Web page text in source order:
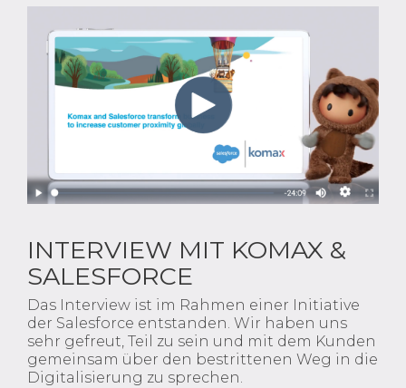
INTERVIEW MIT KOMAX &
SALESFORCE
Das Interview ist im Rahmen einer Initiative
der Salesforce entstanden. Wir haben uns
sehr gefreut, Teil zu sein und mit dem Kunden
gemeinsam über den bestrittenen Weg in die
Digitalisierung zu sprechen.